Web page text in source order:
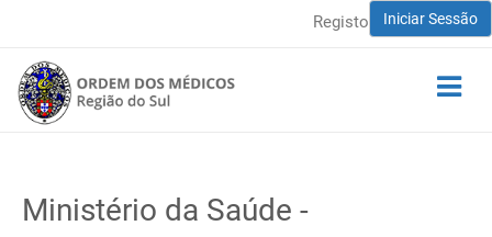
Iniciar Sessão
Registo
Ministério da Saúde -